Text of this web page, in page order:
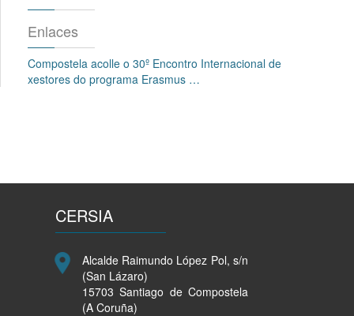
Enlaces
Compostela acolle o 30º Encontro Internacional de
xestores do programa Erasmus …
CERSIA
Alcalde Raimundo López Pol, s/n
(San Lázaro)
15703 Santiago de Compostela
(A Coruña)